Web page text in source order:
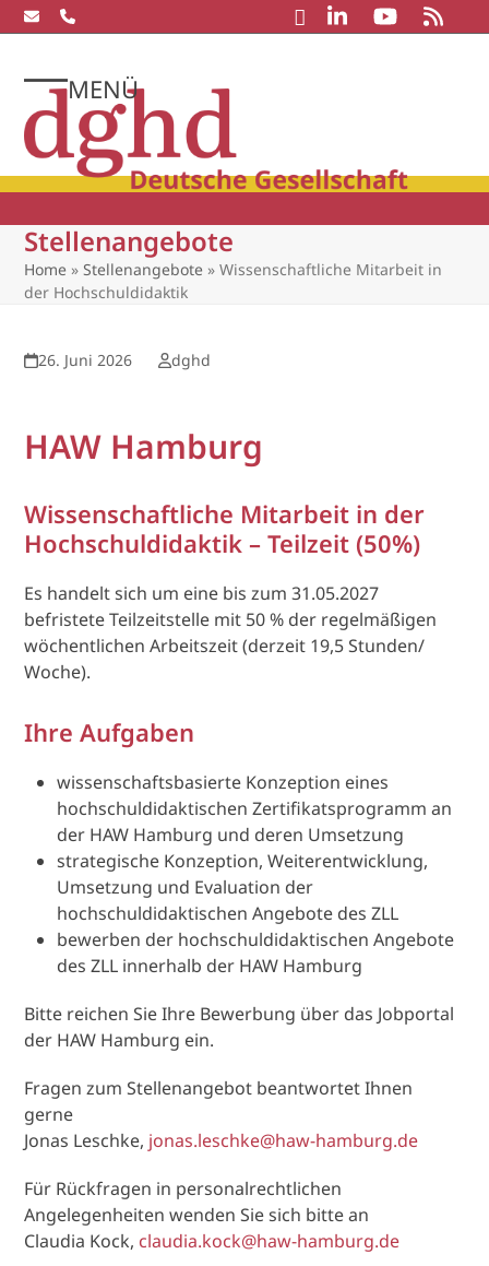
Skip
to
MENÜ
Open
mobile
menu
Close
mobile
menu
Stellenangebote
Home »Stellenangebote »Wissenschaftliche Mitarbeit in
der Hochschuldidaktik
26. Juni 2026 dghd
HAW Hamburg
Wissenschaftliche Mitarbeit in der
Hochschuldidaktik – Teilzeit (50%)
Es handelt sich um eine bis zum 31.05.2027
befristete Teilzeitstelle mit 50 % der regelmäßigen
wöchentlichen Arbeitszeit (derzeit 19,5 Stunden/
Woche).
Ihre Aufgaben
wissenschaftsbasierte Konzeption eines
hochschuldidaktischen Zertifikatsprogramm an
der HAW Hamburg und deren Umsetzung
strategische Konzeption, Weiterentwicklung,
Umsetzung und Evaluation der
hochschuldidaktischen Angebote des ZLL
bewerben der hochschuldidaktischen Angebote
des ZLL innerhalb der HAW Hamburg
Bitte reichen Sie Ihre Bewerbung über das Jobportal
der HAW Hamburg ein.
Fragen zum Stellenangebot beantwortet Ihnen
gerne
Jonas Leschke, jonas.leschke@haw-hamburg.de
Für Rückfragen in personalrechtlichen
Angelegenheiten wenden Sie sich bitte an
Claudia Kock, claudia.kock@haw-hamburg.de